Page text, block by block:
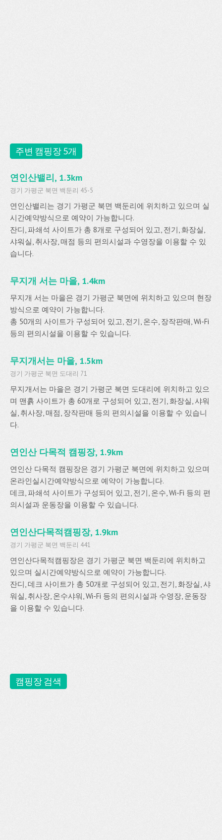
주변 캠핑장 5개
연인산밸리, 1.3km
경기 가평군 북면 백둔리 45-5
연인산밸리는 경기 가평군 북면 백둔리에 위치하고 있으며 실
시간예약방식으로 예약이 가능합니다.
잔디, 파쇄석 사이트가 총 8개로 구성되어 있고, 전기, 화장실,
샤워실, 취사장, 매점 등의 편의시설과 수영장을 이용할 수 있
습니다.
무지개 서는 마을, 1.4km
무지개 서는 마을은 경기 가평군 북면에 위치하고 있으며 현장
방식으로 예약이 가능합니다.
총 50개의 사이트가 구성되어 있고, 전기, 온수, 장작판매, Wi-Fi
등의 편의시설을 이용할 수 있습니다.
무지개서는 마을, 1.5km
경기 가평군 북면 도대리 71
무지개서는 마을은 경기 가평군 북면 도대리에 위치하고 있으
며 맨흙 사이트가 총 60개로 구성되어 있고, 전기, 화장실, 샤워
실, 취사장, 매점, 장작판매 등의 편의시설을 이용할 수 있습니
다.
연인산 다목적 캠핑장, 1.9km
연인산 다목적 캠핑장은 경기 가평군 북면에 위치하고 있으며
온라인실시간예약방식으로 예약이 가능합니다.
데크, 파쇄석 사이트가 구성되어 있고, 전기, 온수, Wi-Fi 등의 편
의시설과 운동장을 이용할 수 있습니다.
연인산다목적캠핑장, 1.9km
경기 가평군 북면 백둔리 441
연인산다목적캠핑장은 경기 가평군 북면 백둔리에 위치하고
있으며 실시간예약방식으로 예약이 가능합니다.
잔디, 데크 사이트가 총 50개로 구성되어 있고, 전기, 화장실, 샤
워실, 취사장, 온수샤워, Wi-Fi 등의 편의시설과 수영장, 운동장
을 이용할 수 있습니다.
캠핑장 검색